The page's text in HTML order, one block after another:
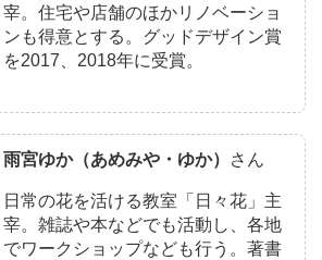
宰。住宅や店舗のほかリノベーショ
ンも得意とする。グッドデザイン賞
を2017、2018年に受賞。
雨宮ゆか（あめみや・ゆか） さん
日常の花を活ける教室「日々花」主
宰。雑誌や本などでも活動し、各地
でワークショップなども行う。著書